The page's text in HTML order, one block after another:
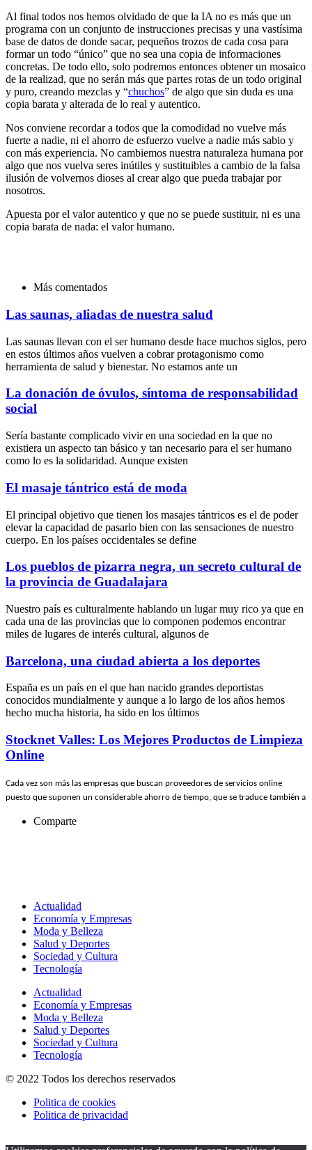
Al final todos nos hemos olvidado de que la IA no es más que un
programa con un conjunto de instrucciones precisas y una vastísima
base de datos de donde sacar, pequeños trozos de cada cosa para
formar un todo “único” que no sea una copia de informaciones
concretas. De todo ello, solo podremos entonces obtener un mosaico
de la realizad, que no serán más que partes rotas de un todo original
y puro, creando mezclas y “chuchos” de algo que sin duda es una
copia barata y alterada de lo real y autentico.
Nos conviene recordar a todos que la comodidad no vuelve más
fuerte a nadie, ni el ahorro de esfuerzo vuelve a nadie más sabio y
con más experiencia. No cambiemos nuestra naturaleza humana por
algo que nos vuelva seres inútiles y sustituibles a cambio de la falsa
ilusión de volvernos dioses al crear algo que pueda trabajar por
nosotros.
Apuesta por el valor autentico y que no se puede sustituir, ni es una
copia barata de nada: el valor humano.
Más comentados
Las saunas, aliadas de nuestra salud
Las saunas llevan con el ser humano desde hace muchos siglos, pero
en estos últimos años vuelven a cobrar protagonismo como
herramienta de salud y bienestar. No estamos ante un
La donación de óvulos, síntoma de responsabilidad
social
Sería bastante complicado vivir en una sociedad en la que no
existiera un aspecto tan básico y tan necesario para el ser humano
como lo es la solidaridad. Aunque existen
El masaje tántrico está de moda
El principal objetivo que tienen los masajes tántricos es el de poder
elevar la capacidad de pasarlo bien con las sensaciones de nuestro
cuerpo. En los países occidentales se define
Los pueblos de pizarra negra, un secreto cultural de
la provincia de Guadalajara
Nuestro país es culturalmente hablando un lugar muy rico ya que en
cada una de las provincias que lo componen podemos encontrar
miles de lugares de interés cultural, algunos de
Barcelona, una ciudad abierta a los deportes
España es un país en el que han nacido grandes deportistas
conocidos mundialmente y aunque a lo largo de los años hemos
hecho mucha historia, ha sido en los últimos
Stocknet Valles: Los Mejores Productos de Limpieza
Online
Cada vez son más las empresas que buscan proveedores de servicios online
puesto que suponen un considerable ahorro de tiempo, que se traduce también a
Comparte
Actualidad
Economía y Empresas
Moda y Belleza
Salud y Deportes
Sociedad y Cultura
Tecnología
Actualidad
Economía y Empresas
Moda y Belleza
Salud y Deportes
Sociedad y Cultura
Tecnología
© 2022 Todos los derechos reservados
Politica de cookies
Politica de privacidad